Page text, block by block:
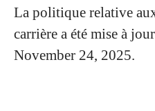
La politique relative
carrière a été mise à
November 24, 2025.